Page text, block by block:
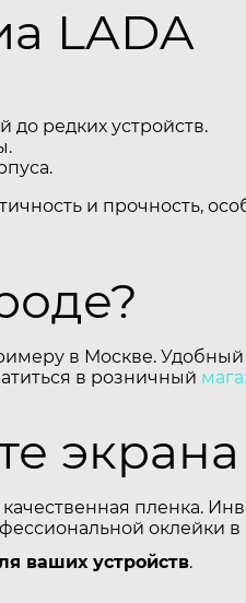
LADA
редких устройств.
и прочность,
в Москве.
в розничный
экрана
пленка.
оклейки
ваших устройств.